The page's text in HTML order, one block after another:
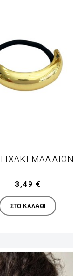
ΜΑΛΛΙΏΝ
Manufacturer
3,49 €
ΣΤΟ ΚΑΛΆΘΙ